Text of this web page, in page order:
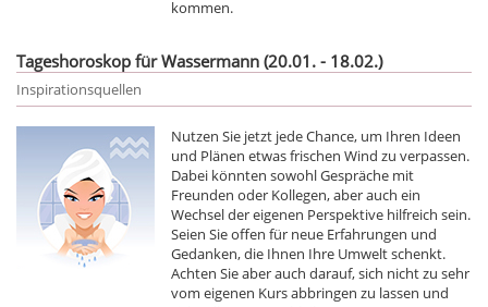
kommen.
Tageshoroskop für Wassermann (20.01. - 18.02.)
Inspirationsquellen
Nutzen Sie jetzt jede Chance, um Ihren Ideen
und Plänen etwas frischen Wind zu verpassen.
Dabei könnten sowohl Gespräche mit
Freunden oder Kollegen, aber auch ein
Wechsel der eigenen Perspektive hilfreich sein.
Seien Sie offen für neue Erfahrungen und
Gedanken, die Ihnen Ihre Umwelt schenkt.
Achten Sie aber auch darauf, sich nicht zu sehr
vom eigenen Kurs abbringen zu lassen und